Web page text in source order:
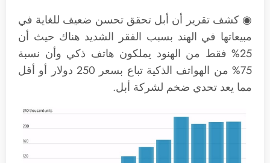
◉ كشف تقرير أن أبل تحقق تحسن ضعيف للغاية في
مبيعاتها في الهند بسبب الفقر الشديد هناك حيث أن
25% فقط من الهنود يملكون هاتف ذكي وأن نسبة
75% من الهواتف الذكية تباع بسعر 250 دولار أو أقل
مما يعد تحدي ضخم لشركة أبل.